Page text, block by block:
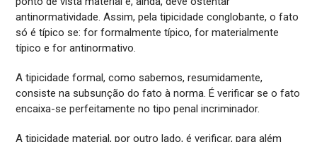
antinormatividade. Assim, pela tipicidade conglobante, o fato
só é típico se: for formalmente típico, for materialmente
típico e for antinormativo.
A tipicidade formal, como sabemos, resumidamente,
consiste na subsunção do fato à norma. É verificar se o fato
encaixa-se perfeitamente no tipo penal incriminador.
A tipicidade material, por outro lado, é verificar, para além